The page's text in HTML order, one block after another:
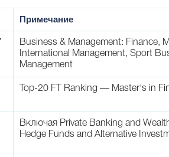
Примечание
Business & Management: Finance,
International Management, Sport
Management
Top-20 FT Ranking — Master's in
Включая Private Banking and
Hedge Funds and Alternative